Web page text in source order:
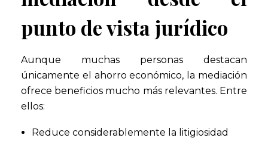
punto de vista jurídico
Aunque muchas personas destacan
únicamente el ahorro económico, la mediación
ofrece beneficios mucho más relevantes. Entre
ellos:
Reduce considerablemente la litigiosidad